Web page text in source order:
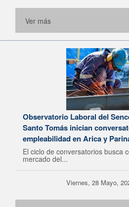
Ver más
Observatorio Laboral del
Santo Tomás inician
empleabilidad en Arica y
El ciclo de conversatorios busca
mercado del...
Viernes, 28 Mayo,